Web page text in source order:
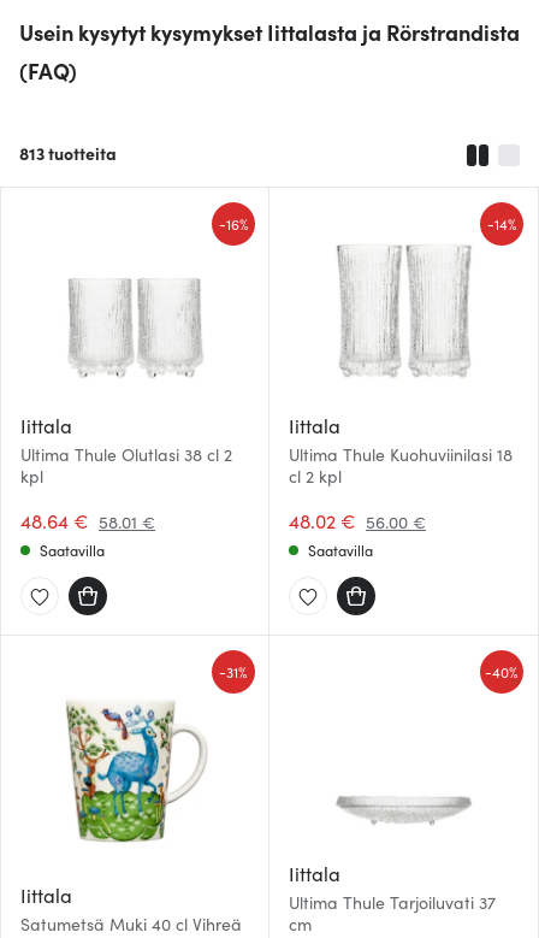
Usein kysytyt kysymykset Iittalasta ja Rörstrandista
(FAQ)
813tuotteita
Iittala
Ultima Thule Olutlasi 38 cl 2
kpl
48.64 € 58.01 €
-16%
Saatavilla
Iittala
Ultima Thule Kuohuviinilasi 18
cl 2 kpl
48.02 € 56.00 €
-14%
Saatavilla
Iittala
Satumetsä Muki 40 cl Vihreä
-31%
Iittala
Ultima Thule Tarjoiluvati 37
cm
-40%